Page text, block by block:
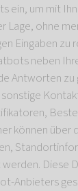
ein, um mit
Lage, ohne
Eingaben zu
neben
Antworten zu
können über
Diese
Anbieters